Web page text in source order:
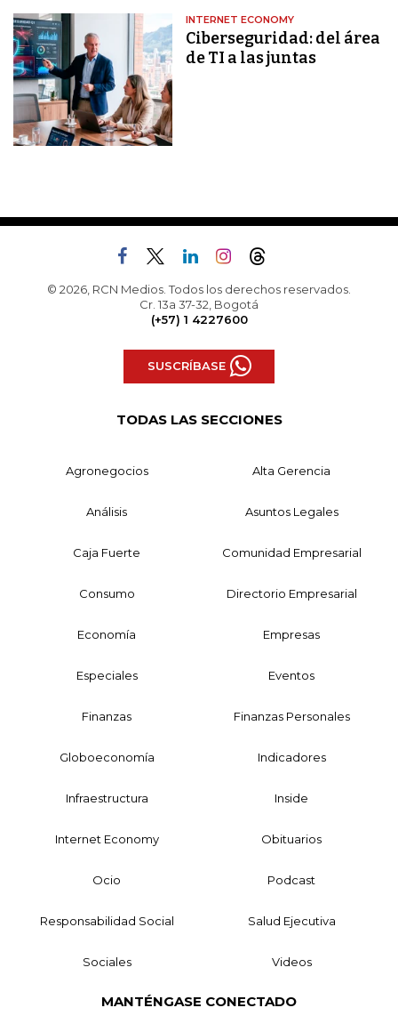
INTERNET ECONOMY
Ciberseguridad: del área
de TI a las juntas
© 2026, RCN Medios. Todos los derechos reservados.
Cr. 13a 37-32, Bogotá
(+57) 1 4227600
SUSCRÍBASE
TODAS LAS SECCIONES
Agronegocios Alta Gerencia
Análisis Asuntos Legales
Caja Fuerte Comunidad Empresarial
Consumo Directorio Empresarial
Economía Empresas
Especiales Eventos
Finanzas Finanzas Personales
Globoeconomía Indicadores
Infraestructura Inside
Internet Economy Obituarios
Ocio Podcast
Responsabilidad Social Salud Ejecutiva
Sociales Videos
MANTÉNGASE CONECTADO